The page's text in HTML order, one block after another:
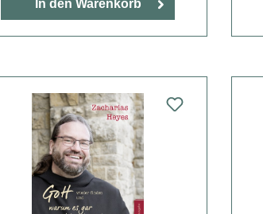
In den Warenkorb